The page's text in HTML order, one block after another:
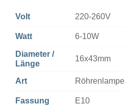
Volt 220-260V
Watt 6-10W
Diameter /
Länge
16x43mm
Art Röhrenlampe
Fassung E10